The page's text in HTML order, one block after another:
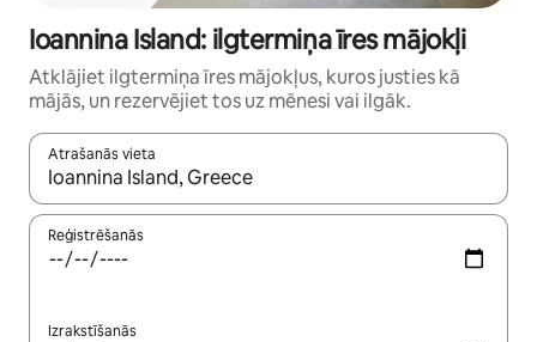
Ioannina Island: ilgtermiņa īres mājokļi
Atklājiet ilgtermiņa īres mājokļus, kuros justies kā
mājās, un rezervējiet tos uz mēnesi vai ilgāk.
Atrašanās vieta
Kad rezultāti kļūs pieejami, izmantojiet bultiņu uz augšu un
Reģistrēšanās
Izrakstīšanās